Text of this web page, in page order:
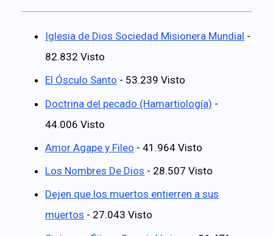
Iglesia de Dios Sociedad Misionera Mundial -
82.832 Visto
El Ósculo Santo - 53.239 Visto
Doctrina del pecado (Hamartiología) -
44.006 Visto
Amor Agape y Fileo - 41.964 Visto
Los Nombres De Dios - 28.507 Visto
Dejen que los muertos entierren a sus
muertos - 27.043 Visto